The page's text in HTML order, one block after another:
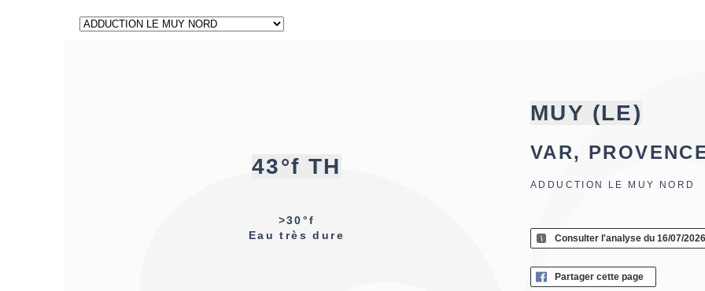
43°f TH
>30°f
Eau très dure
MUY (LE)
VAR,
ADDUCTION LE MUY NORD
Consulter l'analyse du 16/07/2026
Partager cette page